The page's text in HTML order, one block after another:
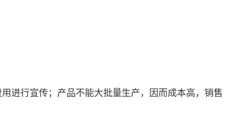
进行宣传；产品不能大批量生产，因而成本高，销售